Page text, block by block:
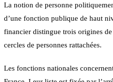
La notion de personne
d’une fonction publique de haut
financier distingue trois origines
cercles de personnes rattachées.
Les fonctions nationales